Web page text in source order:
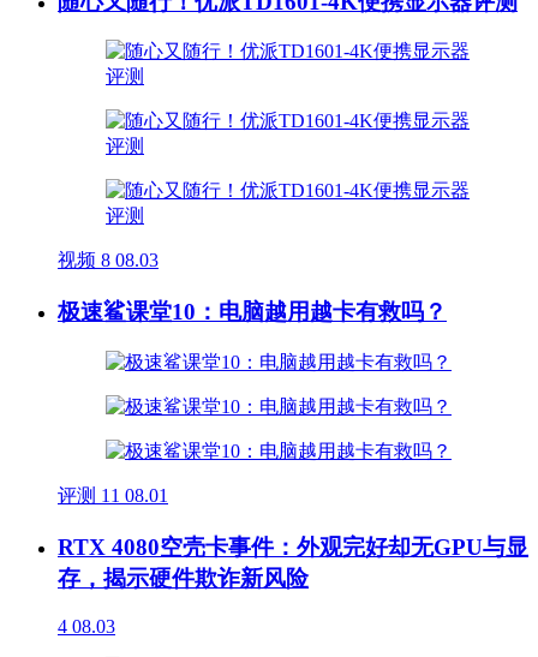
视频 8 08.03
极速鲨课堂10：电脑越用越卡有救吗？
评测 11 08.01
RTX 4080空壳卡事件：外观完好却无GPU与显
存，揭示硬件欺诈新风险
4 08.03